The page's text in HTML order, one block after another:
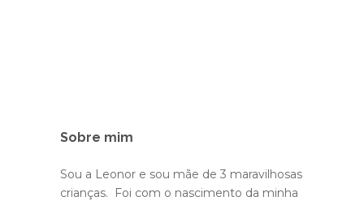
Sobre mim
Sou a Leonor e sou mãe de 3 maravilhosas
crianças. Foi com o nascimento da minha